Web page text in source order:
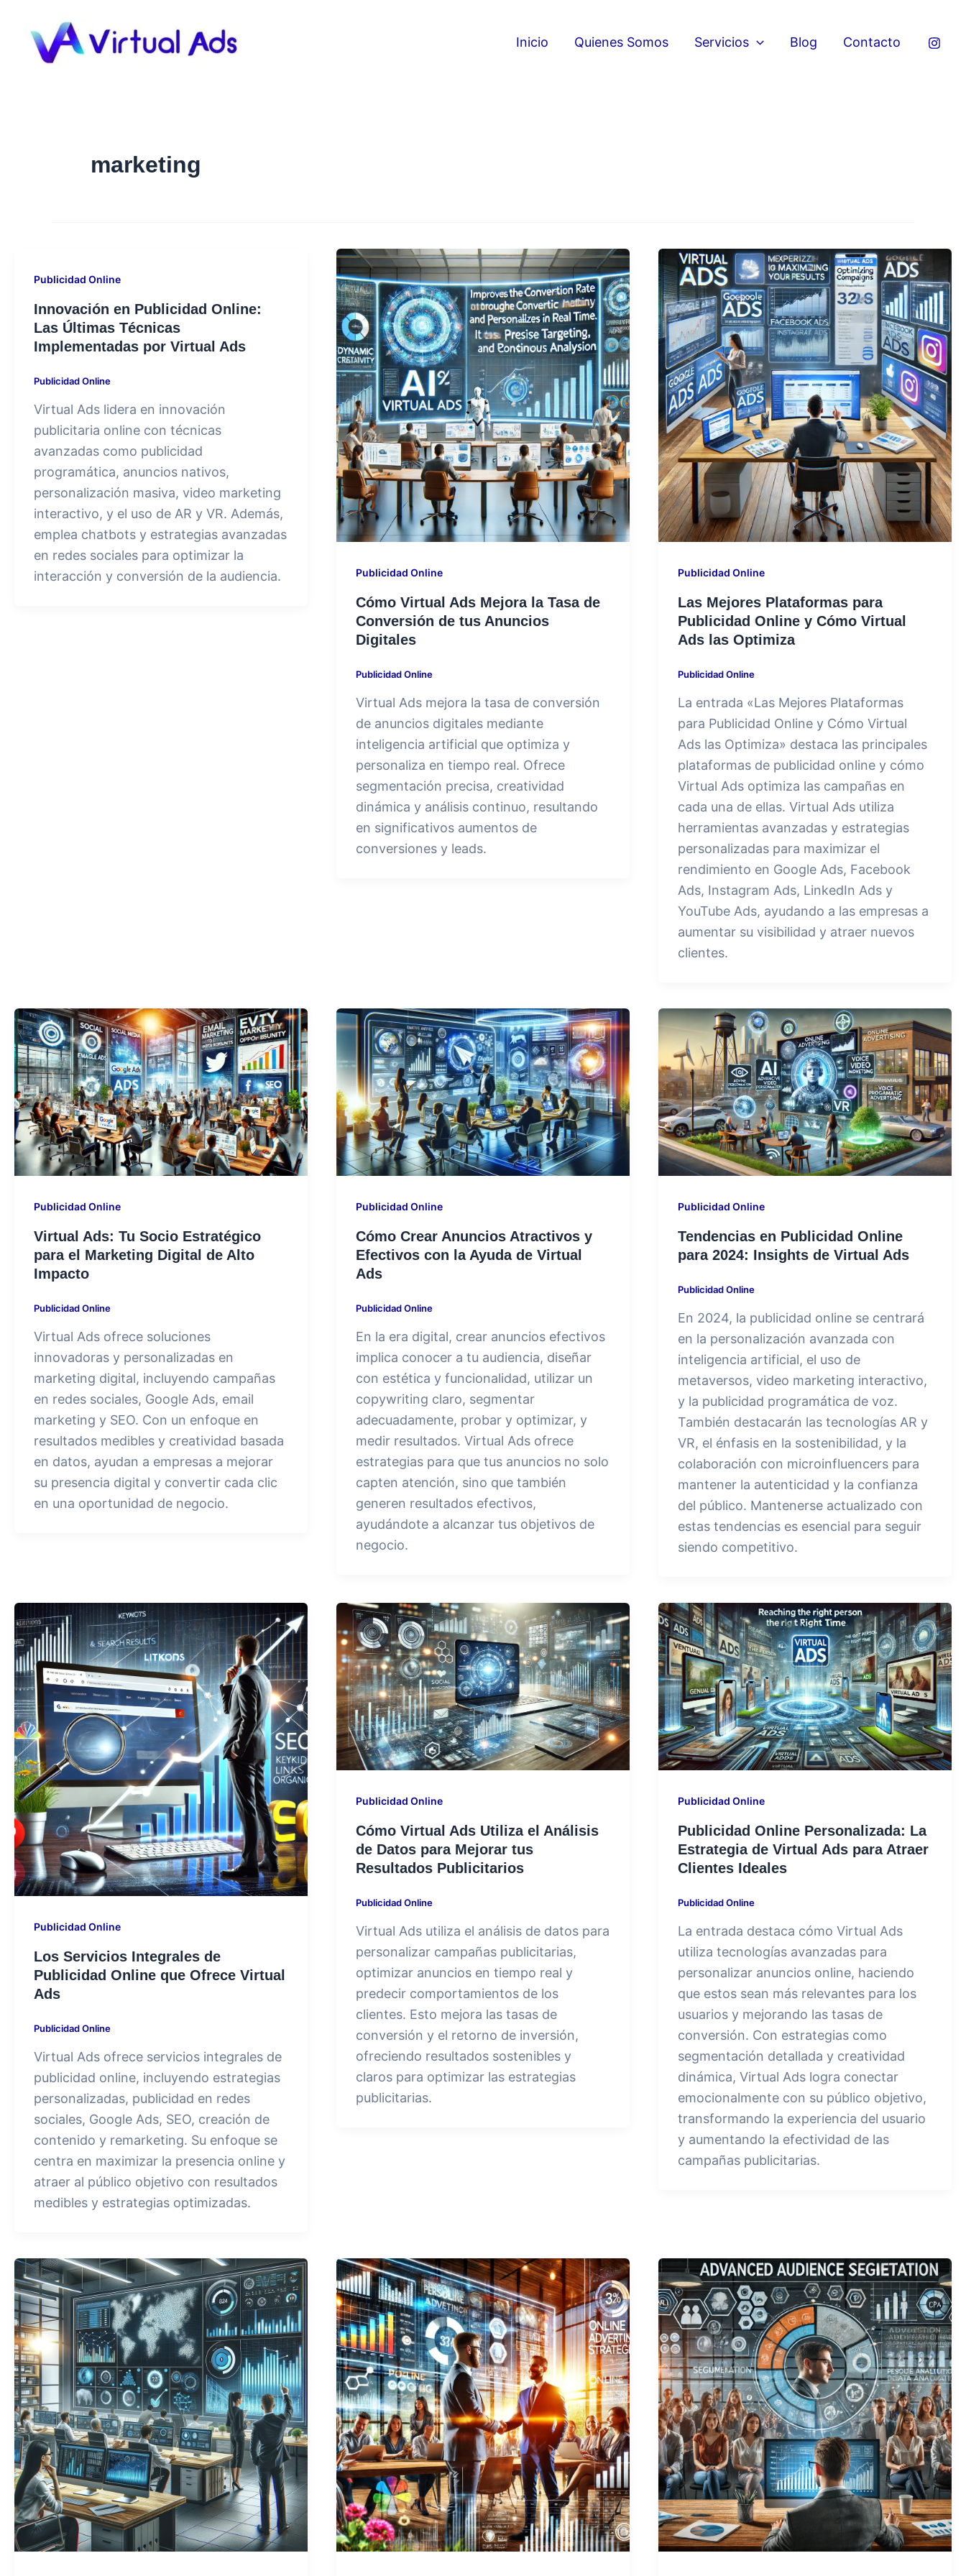
contenido
Inicio Quienes Somos Servicios Blog Contacto
marketing
Publicidad Online
⁠Innovación en Publicidad Online:
Las Últimas Técnicas
Implementadas por Virtual Ads
Publicidad Online
Virtual Ads lidera en innovación
publicitaria online con técnicas
avanzadas como publicidad
programática, anuncios nativos,
personalización masiva, video marketing
interactivo, y el uso de AR y VR. Además,
emplea chatbots y estrategias avanzadas
en redes sociales para optimizar la
interacción y conversión de la audiencia.
Publicidad Online
Cómo Virtual Ads Mejora la Tasa de
Conversión de tus Anuncios
Digitales
Publicidad Online
Virtual Ads mejora la tasa de conversión
de anuncios digitales mediante
inteligencia artificial que optimiza y
personaliza en tiempo real. Ofrece
segmentación precisa, creatividad
dinámica y análisis continuo, resultando
en significativos aumentos de
conversiones y leads.
Publicidad Online
Las Mejores Plataformas para
Publicidad Online y Cómo Virtual
Ads las Optimiza
Publicidad Online
La entrada «Las Mejores Plataformas
para Publicidad Online y Cómo Virtual
Ads las Optimiza» destaca las principales
plataformas de publicidad online y cómo
Virtual Ads optimiza las campañas en
cada una de ellas. Virtual Ads utiliza
herramientas avanzadas y estrategias
personalizadas para maximizar el
rendimiento en Google Ads, Facebook
Ads, Instagram Ads, LinkedIn Ads y
YouTube Ads, ayudando a las empresas a
aumentar su visibilidad y atraer nuevos
clientes.
Publicidad Online
Virtual Ads: Tu Socio Estratégico
para el Marketing Digital de Alto
Impacto
Publicidad Online
Virtual Ads ofrece soluciones
innovadoras y personalizadas en
marketing digital, incluyendo campañas
en redes sociales, Google Ads, email
marketing y SEO. Con un enfoque en
resultados medibles y creatividad basada
en datos, ayudan a empresas a mejorar
su presencia digital y convertir cada clic
en una oportunidad de negocio.
Publicidad Online
Cómo Crear Anuncios Atractivos y
Efectivos con la Ayuda de Virtual
Ads
Publicidad Online
En la era digital, crear anuncios efectivos
implica conocer a tu audiencia, diseñar
con estética y funcionalidad, utilizar un
copywriting claro, segmentar
adecuadamente, probar y optimizar, y
medir resultados. Virtual Ads ofrece
estrategias para que tus anuncios no solo
capten atención, sino que también
generen resultados efectivos,
ayudándote a alcanzar tus objetivos de
negocio.
Publicidad Online
⁠Tendencias en Publicidad Online
para 2024: Insights de Virtual Ads
Publicidad Online
En 2024, la publicidad online se centrará
en la personalización avanzada con
inteligencia artificial, el uso de
metaversos, video marketing interactivo,
y la publicidad programática de voz.
También destacarán las tecnologías AR y
VR, el énfasis en la sostenibilidad, y la
colaboración con microinfluencers para
mantener la autenticidad y la confianza
del público. Mantenerse actualizado con
estas tendencias es esencial para seguir
siendo competitivo.
Publicidad Online
Los Servicios Integrales de
Publicidad Online que Ofrece Virtual
Ads
Publicidad Online
Virtual Ads ofrece servicios integrales de
publicidad online, incluyendo estrategias
personalizadas, publicidad en redes
sociales, Google Ads, SEO, creación de
contenido y remarketing. Su enfoque se
centra en maximizar la presencia online y
atraer al público objetivo con resultados
medibles y estrategias optimizadas.
Publicidad Online
Cómo Virtual Ads Utiliza el Análisis
de Datos para Mejorar tus
Resultados Publicitarios
Publicidad Online
Virtual Ads utiliza el análisis de datos para
personalizar campañas publicitarias,
optimizar anuncios en tiempo real y
predecir comportamientos de los
clientes. Esto mejora las tasas de
conversión y el retorno de inversión,
ofreciendo resultados sostenibles y
claros para optimizar las estrategias
publicitarias.
Publicidad Online
Publicidad Online Personalizada: La
Estrategia de Virtual Ads para Atraer
Clientes Ideales
Publicidad Online
La entrada destaca cómo Virtual Ads
utiliza tecnologías avanzadas para
personalizar anuncios online, haciendo
que estos sean más relevantes para los
usuarios y mejorando las tasas de
conversión. Con estrategias como
segmentación detallada y creatividad
dinámica, Virtual Ads logra conectar
emocionalmente con su público objetivo,
transformando la experiencia del usuario
y aumentando la efectividad de las
campañas publicitarias.